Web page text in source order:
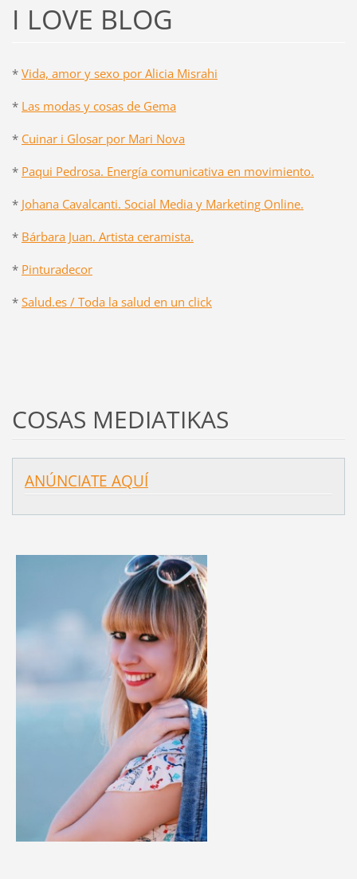
I LOVE BLOG
* Vida, amor y sexo por Alicia Misrahi
* Las modas y cosas de Gema
* Cuinar i Glosar por Mari Nova
* Paqui Pedrosa. Energía comunicativa en movimiento.
* Johana Cavalcanti. Social Media y Marketing Online.
* Bárbara Juan. Artista ceramista.
* Pinturadecor
* Salud.es / Toda la salud en un click
COSAS MEDIATIKAS
ANÚNCIATE AQUÍ